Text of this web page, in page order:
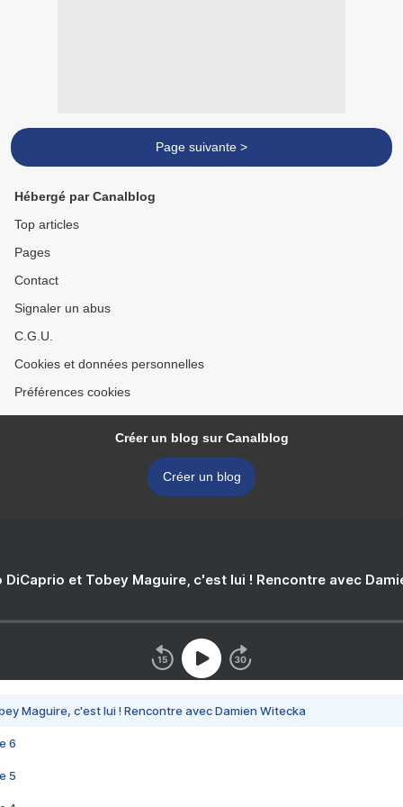
Page suivante >
Hébergé par Canalblog
Top articles
Pages
Contact
Signaler un abus
C.G.U.
Cookies et données personnelles
Préférences cookies
Créer un blog sur Canalblog
Créer un blog
DiCaprio et Tobey Maguire, c'est lui ! Rencontre avec
Maguire, c'est lui ! Rencontre avec Damien Witecka
6
5